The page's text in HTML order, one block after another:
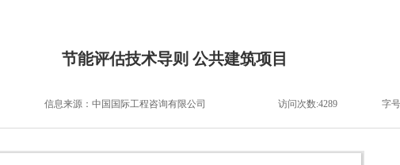
节能评估技术导则 公共建筑项目
信息来源： 中国国际工程咨询有限公司 访问次数:4289 字